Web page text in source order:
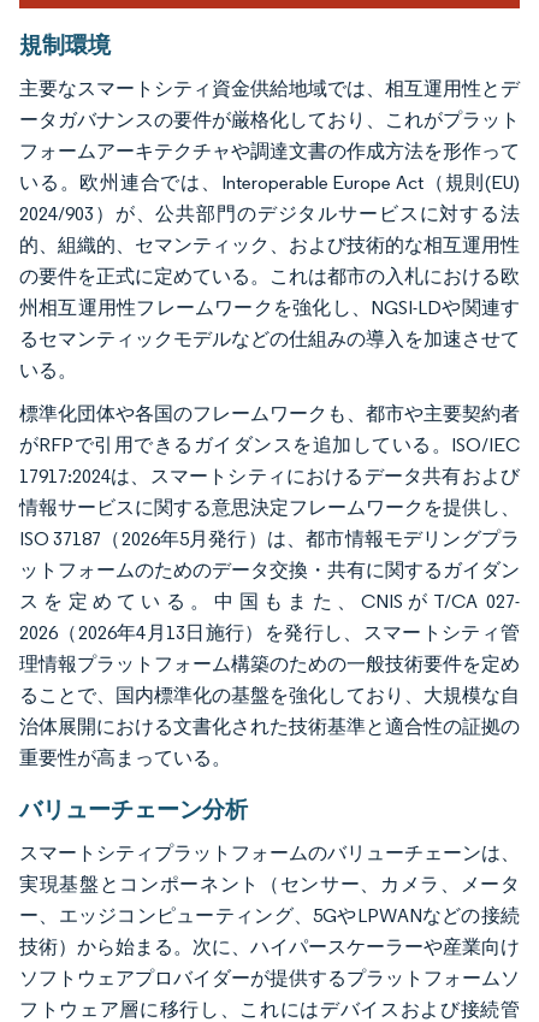
規制環境
主要なスマートシティ資金供給地域では、相互運用性とデ
ータガバナンスの要件が厳格化しており、これがプラット
フォームアーキテクチャや調達文書の作成方法を形作って
いる。欧州連合では、Interoperable Europe Act（規則(EU)
2024/903）が、公共部門のデジタルサービスに対する法
的、組織的、セマンティック、および技術的な相互運用性
の要件を正式に定めている。これは都市の入札における欧
州相互運用性フレームワークを強化し、NGSI-LDや関連す
るセマンティックモデルなどの仕組みの導入を加速させて
いる。
標準化団体や各国のフレームワークも、都市や主要契約者
がRFPで引用できるガイダンスを追加している。ISO/IEC
17917:2024は、スマートシティにおけるデータ共有および
情報サービスに関する意思決定フレームワークを提供し、
ISO 37187（2026年5月発行）は、都市情報モデリングプラ
ットフォームのためのデータ交換・共有に関するガイダン
スを定めている。中国もまた、CNISがT/CA 027-
2026（2026年4月13日施行）を発行し、スマートシティ管
理情報プラットフォーム構築のための一般技術要件を定め
ることで、国内標準化の基盤を強化しており、大規模な自
治体展開における文書化された技術基準と適合性の証拠の
重要性が高まっている。
バリューチェーン分析
スマートシティプラットフォームのバリューチェーンは、
実現基盤とコンポーネント（センサー、カメラ、メータ
ー、エッジコンピューティング、5GやLPWANなどの接続
技術）から始まる。次に、ハイパースケーラーや産業向け
ソフトウェアプロバイダーが提供するプラットフォームソ
フトウェア層に移行し、これにはデバイスおよび接続管